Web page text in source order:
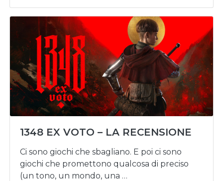
1348 EX VOTO – LA RECENSIONE
Ci sono giochi che sbagliano. E poi ci sono
giochi che promettono qualcosa di preciso
(un tono, un mondo, una …